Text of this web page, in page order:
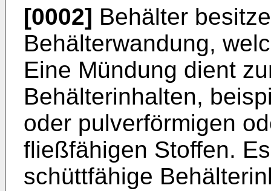
[0002] Behälter
Behälterwandung,
Eine Mündung dient
Behälterinhalten,
oder pulverförmigen
fließfähigen Stoffen.
schüttfähige